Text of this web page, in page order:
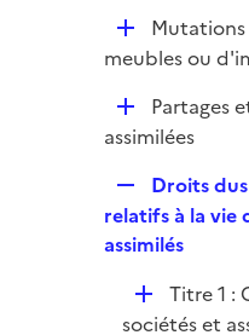
e
D
é
i
meubles ou
D
é
i
e
r
Partages
assimilées
e
p
i
e
Droits
relatifs à la vie
assimilés
D
é
Titre 1 :
sociétés et